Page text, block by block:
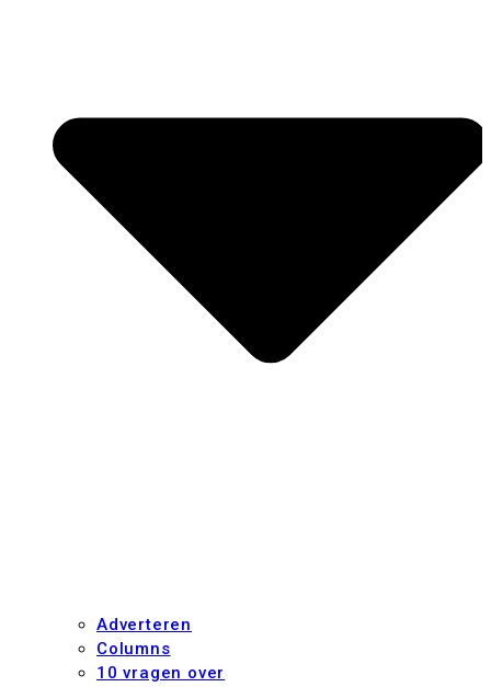
Adverteren
Columns
10 vragen over